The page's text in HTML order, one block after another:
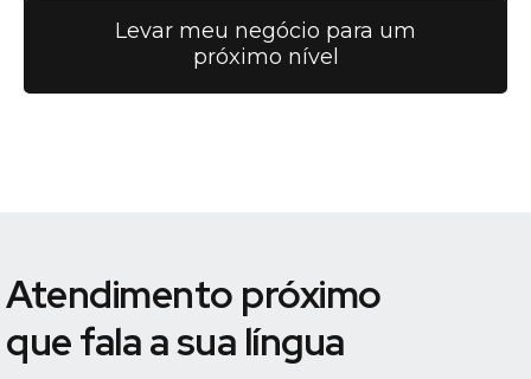
Levar meu negócio para um
próximo nível
Atendimento próximo
que fala a sua língua